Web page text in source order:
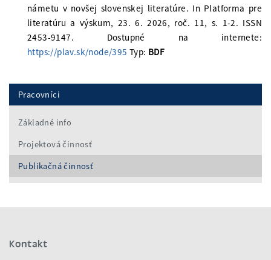
námetu v novšej slovenskej literatúre. In Platforma pre
literatúru a výskum, 23. 6. 2026, roč. 11, s. 1-2. ISSN
2453-9147. Dostupné na internete:
https://plav.sk/node/395 Typ: BDF
Pracovníci
Základné info
Projektová činnosť
Publikačná činnosť
Kontakt